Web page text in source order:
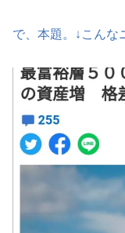
で、本題。↓こんな